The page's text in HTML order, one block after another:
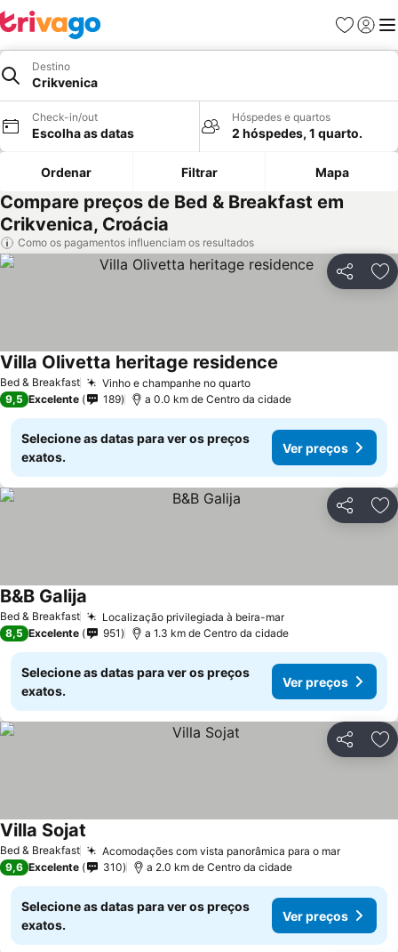
Favoritos
Iniciar
Destino
Crikvenica
Check-in/out
Escolha as datas
Hóspedes e quartos
2 hóspedes, 1 quarto.
Ordenar Filtrar Mapa
Compare preços de Bed & Breakfast em
Crikvenica, Croácia
Como os pagamentos influenciam os resultados
Partilhar
Bed & Breakfast Vinho e champanhe no quarto
Villa Olivetta heritage residence
9,5 Excelente 189 a 0.0 km de Centro da cidade
Selecione as datas para ver os preços
exatos.
Ver preços
Partilhar
Bed & Breakfast Localização privilegiada à beira-mar
B&B Galija
8,5 Excelente 951 a 1.3 km de Centro da cidade
Selecione as datas para ver os preços
exatos.
Ver preços
Partilhar
Bed & Breakfast Acomodações com vista panorâmica para o mar
Villa Sojat
9,6 Excelente 310 a 2.0 km de Centro da cidade
Selecione as datas para ver os preços
exatos.
Ver preços